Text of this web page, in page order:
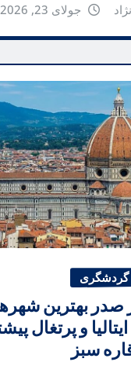
جولای 23, 2026
گردشگری
بهترین
۲۰۲۵؛ ایتالیا و
سبز